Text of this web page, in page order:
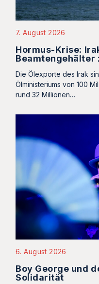
7. August 2026
Hormus-Krise:
Beamtengehälter
Die Ölexporte des Irak
Ölministeriums von 100
rund 32 Millionen…
6. August 2026
Boy George und
Solidarität